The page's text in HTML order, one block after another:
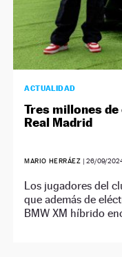
ACTUALIDAD
Tres millones
Real Madrid
MARIO HERRÁEZ |26/09/
Los jugadores del
que además de
BMW XM híbrido